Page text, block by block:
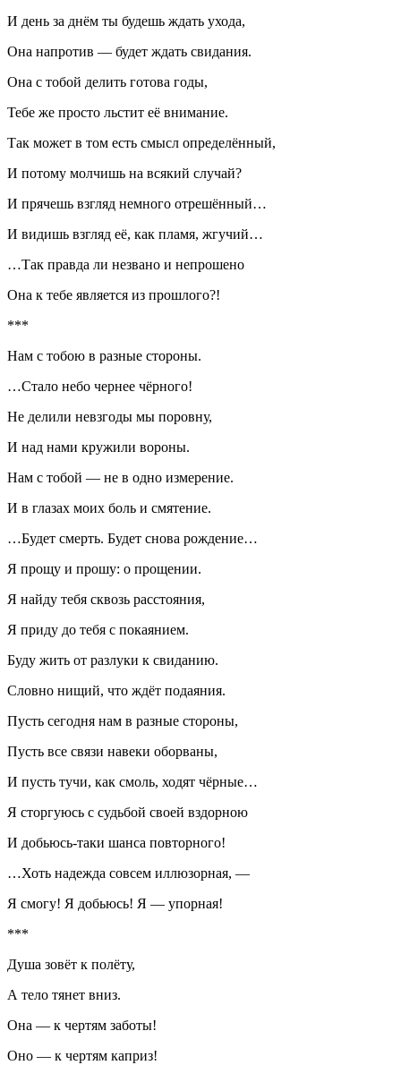
И день за днём ты будешь ждать ухода,
Она напротив — будет ждать свидания.
Она с тобой делить готова годы,
Тебе же просто льстит её внимание.
Так может в том есть смысл определённый,
И потому молчишь на всякий случай?
И прячешь взгляд немного отрешённый…
И видишь взгляд её, как пламя, жгучий…
…Так правда ли незвано и непрошено
Она к тебе является из прошлого?!
***
Нам с тобою в разные стороны.
…Стало небо чернее чёрного!
Не делили невзгоды мы поровну,
И над нами кружили вороны.
Нам с тобой — не в одно измерение.
И в глазах моих боль и смятение.
…Будет смерть. Будет снова рождение…
Я прощу и прошу: о прощении.
Я найду тебя сквозь расстояния,
Я приду до тебя с покаянием.
Буду жить от разлуки к свиданию.
Словно нищий, что ждёт подаяния.
Пусть сегодня нам в разные стороны,
Пусть все связи навеки оборваны,
И пусть тучи, как смоль, ходят чёрные…
Я сторгуюсь с судьбой своей вздорною
И добьюсь-таки шанса повторного!
…Хоть надежда совсем иллюзорная, —
Я смогу! Я добьюсь! Я — упорная!
***
Душа зовёт к полёту,
А тело тянет вниз.
Она — к чертям заботы!
Оно — к чертям каприз!